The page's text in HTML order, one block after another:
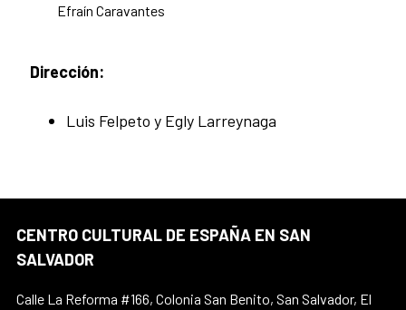
Efraín Caravantes
Dirección:
Luis Felpeto y Egly Larreynaga
CENTRO CULTURAL DE ESPAÑA EN SAN
SALVADOR
Calle La Reforma #166, Colonia San Benito, San Salvador, El